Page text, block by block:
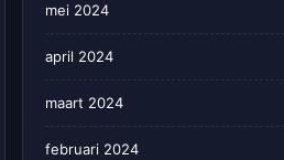
mei 2024
april 2024
maart 2024
februari 2024